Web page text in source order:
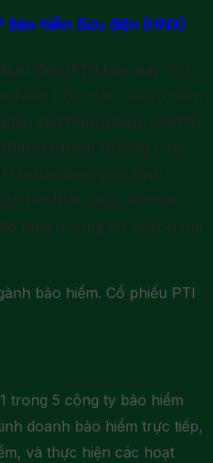
Bảo hiểm Bưu điện (HNX)
điện (PTI) hiện nay có 3
hiểm DB – Hàn Quốc (chiếm
Việt Nam (chiếm 22.67%)
(chiếm 18.68%). Lĩnh
là bảo hiểm gốc, kinh
tổn thất cùng các hoạt
tăng trưởng tốt nhất chính
trong 5 công ty bảo hiểm
doanh bảo hiểm trực tiếp,
và thực hiện các hoạt